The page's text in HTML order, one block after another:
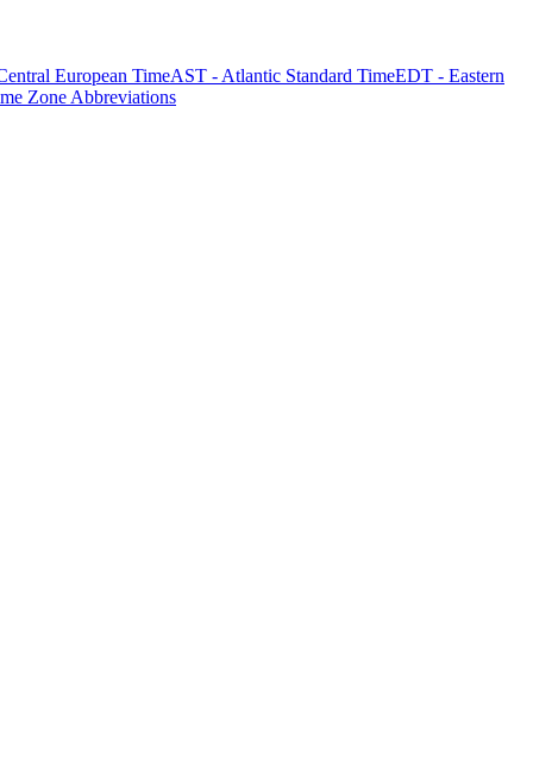
European TimeAST - Atlantic Standard TimeEDT - Eastern
Zone Abbreviations